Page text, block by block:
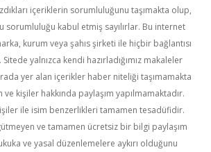
içeriklerin sorumluluğunu taşımakta olup,
sorumluluğu kabul etmiş sayılırlar. Bu internet
kurum veya şahıs şirketi ile hiçbir bağlantısı
yalnızca kendi hazırladığımız makaleler
yer alan içerikler haber niteliği taşımamakta
kişiler hakkında paylaşım yapılmamaktadır.
ile isim benzerlikleri tamamen tesadüfidir.
ve tamamen ücretsiz bir bilgi paylaşım
ve yasal düzenlemelere aykırı olduğunu